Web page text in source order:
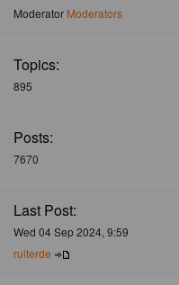
Moderator Moderators
Topics:
895
Posts:
7670
Last Post:
Wed 04 Sep 2024, 9:59
ruiterde